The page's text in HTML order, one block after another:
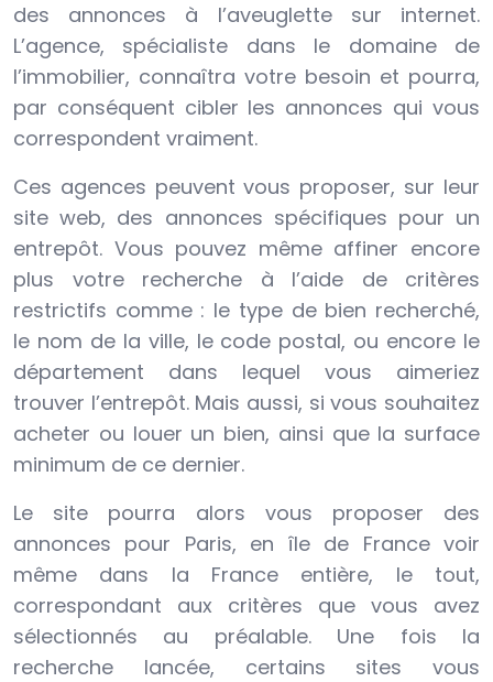
des annonces à l’aveuglette sur internet.
L’agence, spécialiste dans le domaine de
l’immobilier, connaîtra votre besoin et pourra,
par conséquent cibler les annonces qui vous
correspondent vraiment.
Ces agences peuvent vous proposer, sur leur
site web, des annonces spécifiques pour un
entrepôt. Vous pouvez même affiner encore
plus votre recherche à l’aide de critères
restrictifs comme : le type de bien recherché,
le nom de la ville, le code postal, ou encore le
département dans lequel vous aimeriez
trouver l’entrepôt. Mais aussi, si vous souhaitez
acheter ou louer un bien, ainsi que la surface
minimum de ce dernier.
Le site pourra alors vous proposer des
annonces pour Paris, en île de France voir
même dans la France entière, le tout,
correspondant aux critères que vous avez
sélectionnés au préalable. Une fois la
recherche lancée, certains sites vous